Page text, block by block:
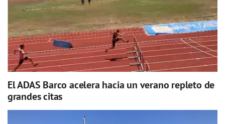
El ADAS Barco acelera hacia un verano repleto de
grandes citas